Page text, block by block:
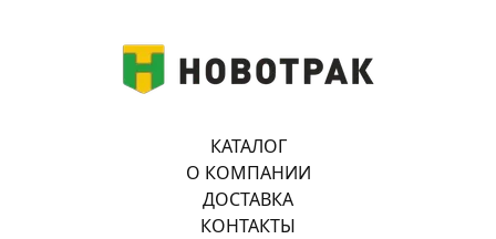
КАТАЛОГ
О КОМПАНИИ
ДОСТАВКА
КОНТАКТЫ